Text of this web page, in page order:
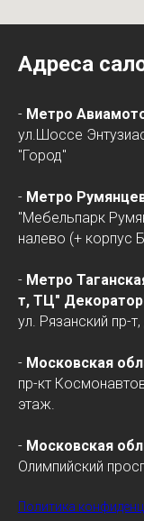
Адреса
- Метро
ул.Шоссе
"Город"
- Метро
"Мебельпарк
налево (+ корпус
- Метро
т, ТЦ"
ул. Рязанский пр-
- Московская
пр-кт
этаж.
- Московская
Олимпийский
Политика